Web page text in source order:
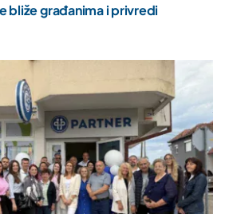
bliže građanima i privredi